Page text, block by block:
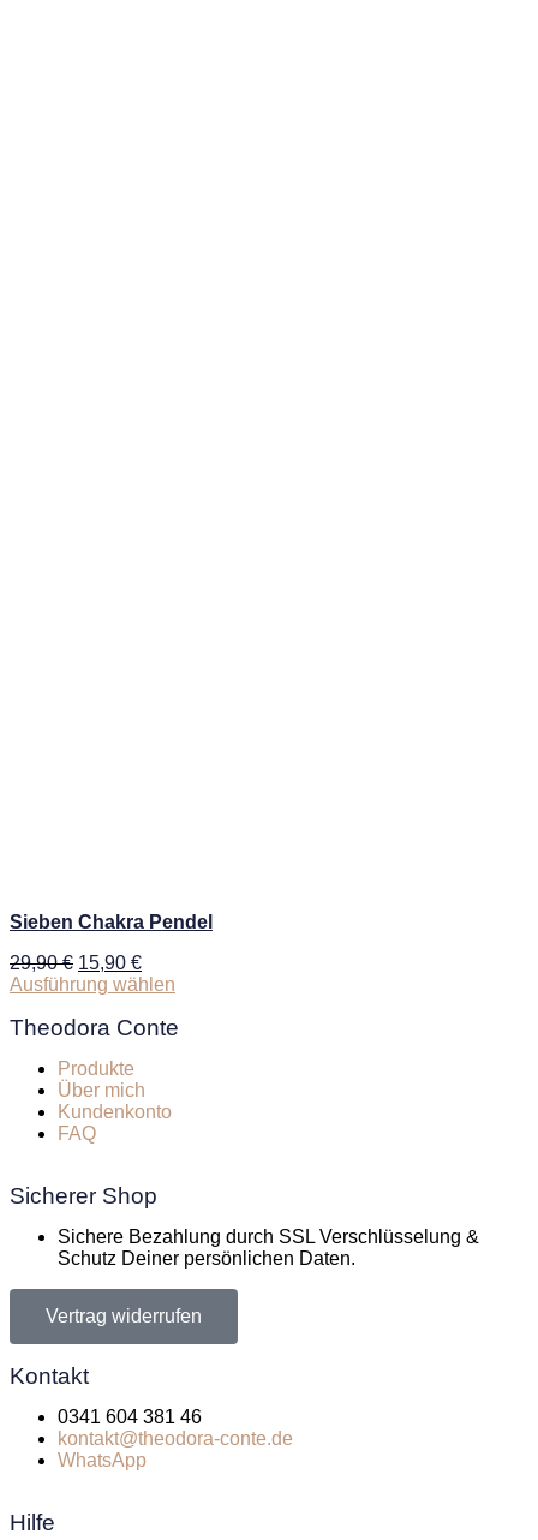
Sieben Chakra Pendel
29,90€ 15,90 €
Ausführung wählen
Theodora Conte
Produkte
Über mich
Kundenkonto
FAQ
Sicherer Shop
Sichere Bezahlung durch SSL Verschlüsselung &
Schutz Deiner persönlichen Daten.
Vertrag widerrufen
Kontakt
0341 604 381 46
kontakt@theodora-conte.de
WhatsApp
Hilfe